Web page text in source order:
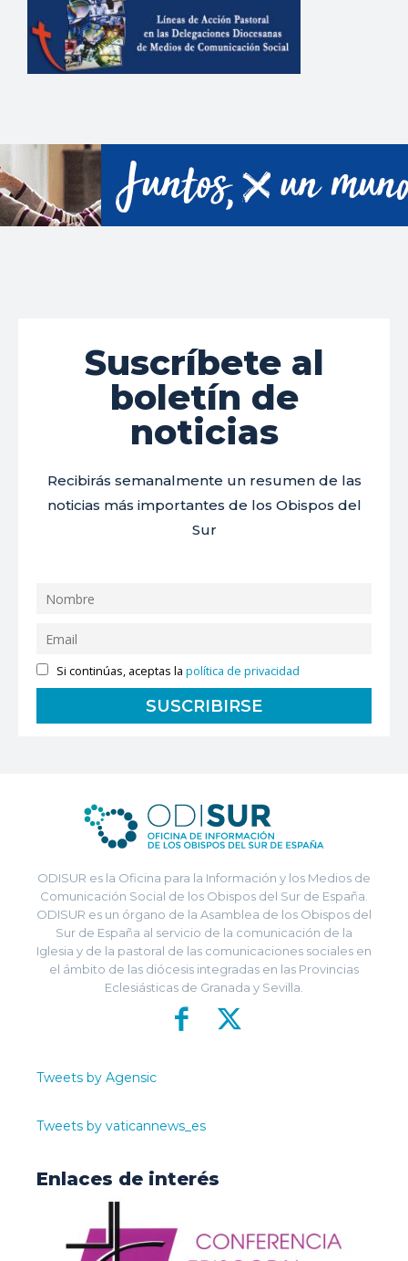
Suscríbete al
boletín de
noticias
Recibirás semanalmente un resumen de las
noticias más importantes de los Obispos del
Sur
Si continúas, aceptas lapolítica de privacidad
ODISUR es la Oficina para la Información y los Medios de
Comunicación Social de los Obispos del Sur de España.
ODISUR es un órgano de la Asamblea de los Obispos del
Sur de España al servicio de la comunicación de la
Iglesia y de la pastoral de las comunicaciones sociales en
el ámbito de las diócesis integradas en las Provincias
Eclesiásticas de Granada y Sevilla.
Tweets by Agensic
Tweets by vaticannews_es
Enlaces de interés